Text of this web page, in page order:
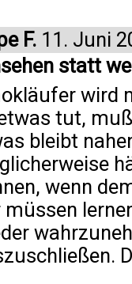
F. 11. Juni
statt
wird
tut,
bleibt
wenn
müssen